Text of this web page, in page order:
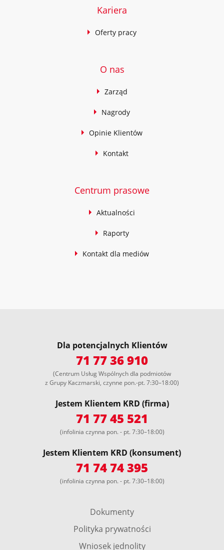
Kariera
Oferty pracy
O nas
Zarząd
Nagrody
Opinie Klientów
Kontakt
Centrum prasowe
Aktualności
Raporty
Kontakt dla mediów
Dla potencjalnych Klientów
71 77 36 910
(Centrum Usług Wspólnych dla podmiotów
z Grupy Kaczmarski, czynne pon.-pt. 7:30–18:00)
Jestem Klientem KRD (firma)
71 77 45 521
(infolinia czynna pon. - pt. 7:30–18:00)
Jestem Klientem KRD (konsument)
71 74 74 395
(infolinia czynna pon. - pt. 7:30–18:00)
Dokumenty
Polityka prywatności
Wniosek jednolity